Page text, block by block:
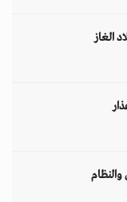
الغاز
والنظام